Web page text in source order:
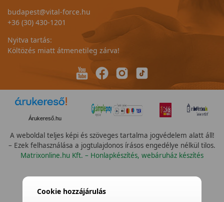
budapest@vital-force.hu
+36 (30) 430-1201
Nyitva tartás:
Költözés miatt átmenetileg zárva!
Árukereső.hu
A weboldal teljes képi és szöveges tartalma jogvédelem alatt áll!
– Ezek felhasználása a jogtulajdonos írásos engedélye nélkül tilos.
Matrixonline.hu Kft. – Honlapkészítés, webáruház készítés
Cookie hozzájárulás